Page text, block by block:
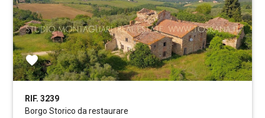
RIF. 3239
Borgo Storico da restaurare